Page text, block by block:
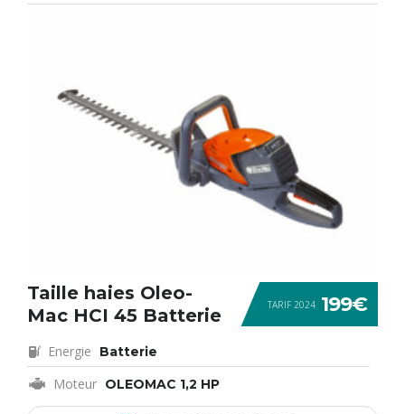
TARIF 2024 199€
Taille haies Oleo-
Mac HCI 45 Batterie
Energie Batterie
Moteur OLEOMAC 1,2 HP